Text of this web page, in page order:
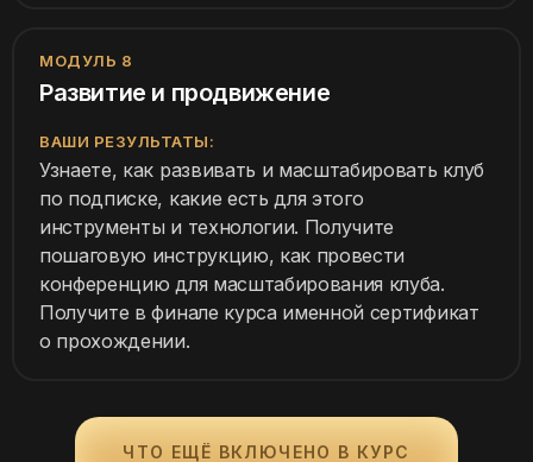
МОДУЛЬ 8
Развитие и продвижение
ВАШИ РЕЗУЛЬТАТЫ:
Узнаете, как развивать и масштабировать клуб
по подписке, какие есть для этого
инструменты и технологии. Получите
пошаговую инструкцию, как провести
конференцию для масштабирования клуба.
Получите в финале курса именной сертификат
о прохождении.
ЧТО ЕЩЁ ВКЛЮЧЕНО В КУРС